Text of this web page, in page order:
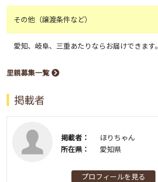
その他（譲渡条件など）
愛知、岐阜、三重あたりならお届けできます。
里親募集一覧
掲載者
掲載者：
ほりちゃん
所在県：
愛知県
プロフィールを見る